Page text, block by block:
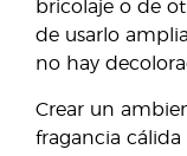
bricolaje o de
de usarlo
no hay
Crear un
fragancia cálida